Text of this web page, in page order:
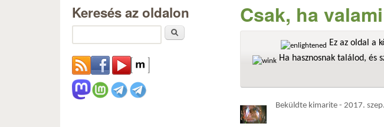
Csak, ha
Ez az oldal a
Ha hasznosnak találod, és
Beküldte kimarite - 2017.
Keresés az oldalon